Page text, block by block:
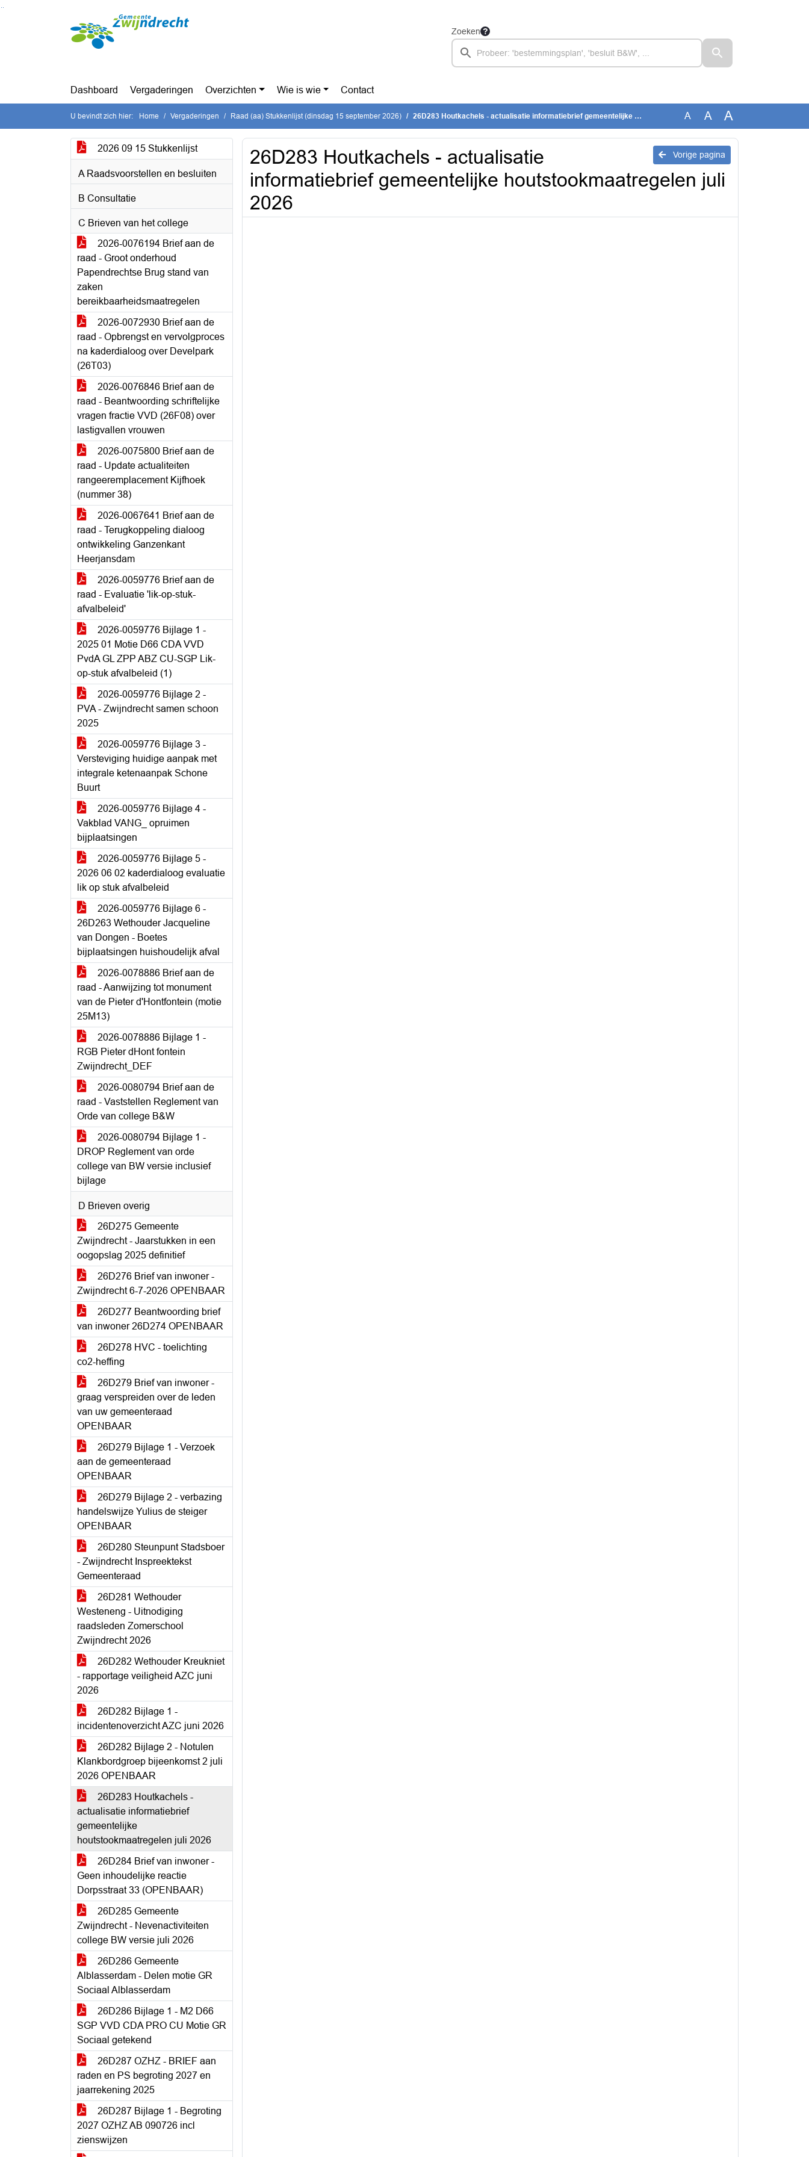
Ga naar de inhoud van deze pagina
Zoeken
Dashboard Vergaderingen Overzichten Wie is wie Contact
U bevindt zich hier: Home Vergaderingen Raad (aa) Stukkenlijst (dinsdag 15 september 2026) 26D283 Houtkachels - actualisatie informatiebrief gemeentelijke houtstookmaatregelen juli 2026 A A A
2026 09 15 Stukkenlijst
A Raadsvoorstellen en besluiten
B Consultatie
C Brieven van het college
2026-0076194 Brief aan de
raad - Groot onderhoud
Papendrechtse Brug stand van
zaken
bereikbaarheidsmaatregelen
2026-0072930 Brief aan de
raad - Opbrengst en vervolgproces
na kaderdialoog over Develpark
(26T03)
2026-0076846 Brief aan de
raad - Beantwoording schriftelijke
vragen fractie VVD (26F08) over
lastigvallen vrouwen
2026-0075800 Brief aan de
raad - Update actualiteiten
rangeeremplacement Kijfhoek
(nummer 38)
2026-0067641 Brief aan de
raad - Terugkoppeling dialoog
ontwikkeling Ganzenkant
Heerjansdam
2026-0059776 Brief aan de
raad - Evaluatie 'lik-op-stuk-
afvalbeleid'
2026-0059776 Bijlage 1 -
2025 01 Motie D66 CDA VVD
PvdA GL ZPP ABZ CU-SGP Lik-
op-stuk afvalbeleid (1)
2026-0059776 Bijlage 2 -
PVA - Zwijndrecht samen schoon
2025
2026-0059776 Bijlage 3 -
Versteviging huidige aanpak met
integrale ketenaanpak Schone
Buurt
2026-0059776 Bijlage 4 -
Vakblad VANG_ opruimen
bijplaatsingen
2026-0059776 Bijlage 5 -
2026 06 02 kaderdialoog evaluatie
lik op stuk afvalbeleid
2026-0059776 Bijlage 6 -
26D263 Wethouder Jacqueline
van Dongen - Boetes
bijplaatsingen huishoudelijk afval
2026-0078886 Brief aan de
raad - Aanwijzing tot monument
van de Pieter d'Hontfontein (motie
25M13)
2026-0078886 Bijlage 1 -
RGB Pieter dHont fontein
Zwijndrecht_DEF
2026-0080794 Brief aan de
raad - Vaststellen Reglement van
Orde van college B&W
2026-0080794 Bijlage 1 -
DROP Reglement van orde
college van BW versie inclusief
bijlage
D Brieven overig
26D275 Gemeente
Zwijndrecht - Jaarstukken in een
oogopslag 2025 definitief
26D276 Brief van inwoner -
Zwijndrecht 6-7-2026 OPENBAAR
26D277 Beantwoording brief
van inwoner 26D274 OPENBAAR
26D278 HVC - toelichting
co2-heffing
26D279 Brief van inwoner -
graag verspreiden over de leden
van uw gemeenteraad
OPENBAAR
26D279 Bijlage 1 - Verzoek
aan de gemeenteraad
OPENBAAR
26D279 Bijlage 2 - verbazing
handelswijze Yulius de steiger
OPENBAAR
26D280 Steunpunt Stadsboer
- Zwijndrecht Inspreektekst
Gemeenteraad
26D281 Wethouder
Westeneng - Uitnodiging
raadsleden Zomerschool
Zwijndrecht 2026
26D282 Wethouder Kreukniet
- rapportage veiligheid AZC juni
2026
26D282 Bijlage 1 -
incidentenoverzicht AZC juni 2026
26D282 Bijlage 2 - Notulen
Klankbordgroep bijeenkomst 2 juli
2026 OPENBAAR
26D283 Houtkachels -
actualisatie informatiebrief
gemeentelijke
houtstookmaatregelen juli 2026
26D284 Brief van inwoner -
Geen inhoudelijke reactie
Dorpsstraat 33 (OPENBAAR)
26D285 Gemeente
Zwijndrecht - Nevenactiviteiten
college BW versie juli 2026
26D286 Gemeente
Alblasserdam - Delen motie GR
Sociaal Alblasserdam
26D286 Bijlage 1 - M2 D66
SGP VVD CDA PRO CU Motie GR
Sociaal getekend
26D287 OZHZ - BRIEF aan
raden en PS begroting 2027 en
jaarrekening 2025
26D287 Bijlage 1 - Begroting
2027 OZHZ AB 090726 incl
zienswijzen
Vorige pagina
26D283 Houtkachels - actualisatie
informatiebrief gemeentelijke houtstookmaatregelen juli
2026